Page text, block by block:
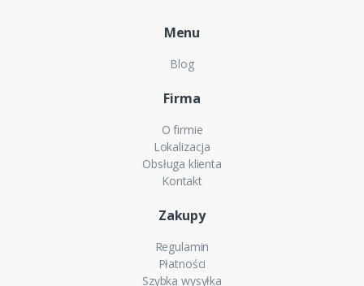
Menu
Blog
Firma
O firmie
Lokalizacja
Obsługa klienta
Kontakt
Zakupy
Regulamin
Płatności
Szybka wysyłka